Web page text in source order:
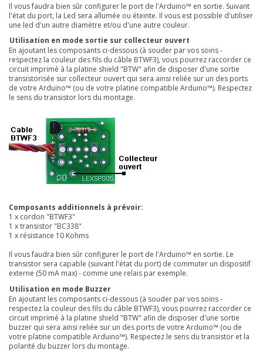
Il vous faudra bien sûr configurer le port de l'Arduino™ en sortie. Suivant
l'état du port, la Led sera allumée ou éteinte. Il vous est possible d'utiliser
une led d'un autre diamètre et/ou d'une autre couleur.
Utilisation en mode sortie sur collecteur ouvert
En ajoutant les composants ci-dessous (à souder par vos soins -
respectez la couleur des fils du câble BTWF3), vous pourrez raccorder ce
circuit imprimé à la platine shield "BTW" afin de disposer d'une sortie
transistorisée sur collecteur ouvert qui sera ainsi reliée sur un des ports
de votre Arduino™ (ou de votre platine compatible Arduino™). Respectez
le sens du transistor lors du montage.
Composants additionnels à prévoir:
1 x cordon "BTWF3"
1 x transistor "BC338"
1 x résistance 10 Kohms
Il vous faudra bien sûr configurer le port de l'Arduino™ en sortie. Le
transistor sera capable (suivant l'état du port) de commuter un dispositif
externe (50 mA max) - comme une relais par exemple.
Utilisation en mode Buzzer
En ajoutant les composants ci-dessous (à souder par vos soins -
respectez la couleur des fils du câble BTWF3), vous pourrez raccorder ce
circuit imprimé à la platine shield "BTW" afin de disposer d'une sortie
buzzer qui sera ainsi reliée sur un des ports de votre Arduino™ (ou de
votre platine compatible Arduino™). Respectez le sens du transistor et la
polarité du buzzer lors du montage.